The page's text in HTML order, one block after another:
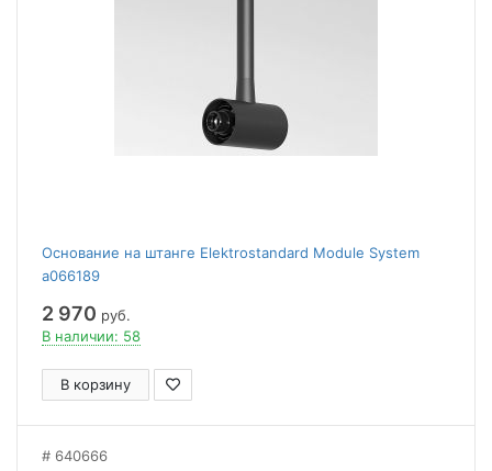
Основание на штанге Elektrostandard Module System
a066189
2 970 руб.
В наличии: 58
В корзину
640666